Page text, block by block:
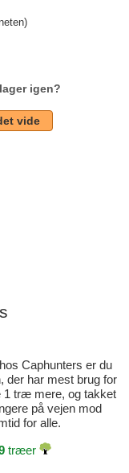
igen?
vide
Caphunters er du
der har mest brug for
1 træ mere, og takket
på vejen mod
for alle.
træer